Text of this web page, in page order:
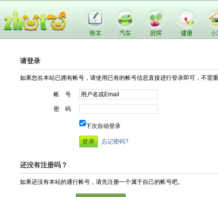
请登录
如果您在本站已拥有帐号，请使用已有的帐号信息直接进行登录即可，不需
帐 号
密 码
下次自动登录
忘记密码?
还没有注册吗？
如果还没有本站的通行帐号，请先注册一个属于自己的帐号吧。